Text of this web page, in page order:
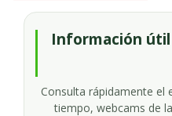
Información útil
Consulta rápidamente el
tiempo, webcams de